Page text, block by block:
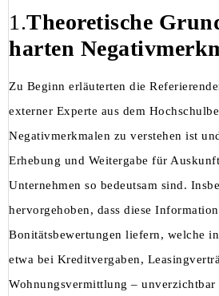
1.Theoretische
harten
Zu Beginn erläuterten die
externer Experte aus dem
Negativmerkmalen zu verstehen ist
Erhebung und Weitergabe für
Unternehmen so bedeutsam sind.
hervorgehoben, dass diese
Bonitätsbewertungen liefern, welche
etwa bei Kreditvergaben,
Wohnungsvermittlung – unverzichtbar